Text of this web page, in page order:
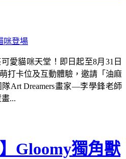
愛貓咪天堂！即日起至8月31日
打卡位及互動體驗，邀請「油麻
Art Dreamers畫家—李學鋒老師
...
Gloomy獨角獸